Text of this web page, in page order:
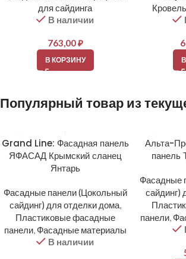
для сайдинга
В наличии
763,00₽
В КОРЗИНУ
Популярный товар из
Grand Line: Фасадная панель
ЯФАСАД Крымский сланец
Янтарь
Фасадные панели (Цокольный
сайдинг) для отделки дома,
Пластиковые фасадные
панели, Фасадные материалы
В наличии
Альта-
Фасадные
сайдинг)
панели,